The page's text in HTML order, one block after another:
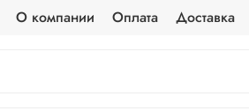
О компании Оплата Доставка